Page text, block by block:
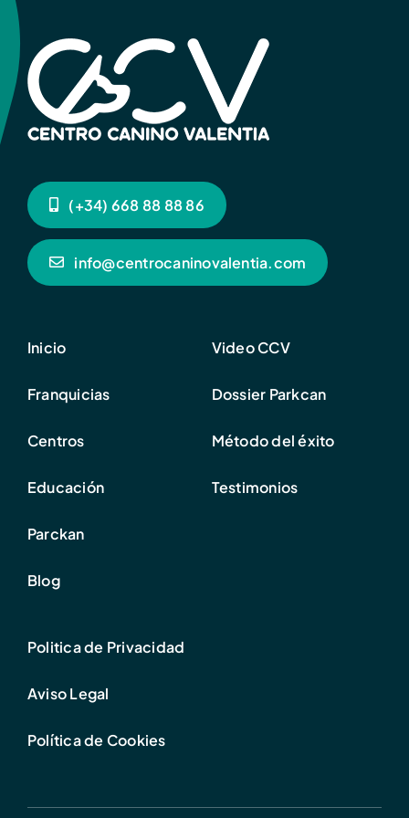
(+34) 668 88 88 86
info@centrocaninovalentia.com
Inicio
Franquicias
Centros
Educación
Parckan
Blog
Video CCV
Dossier Parkcan
Método del éxito
Testimonios
Politica de Privacidad
Aviso Legal
Política de Cookies